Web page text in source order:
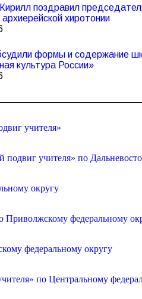
поздравил
хиротонии
формы и содержание
культура России»
учителя»
учителя» по
округу
Приволжскому федеральному
федеральному округу
по Центральному